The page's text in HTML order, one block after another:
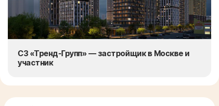
СЗ «Тренд-Групп» — застройщик в Москве и
участник